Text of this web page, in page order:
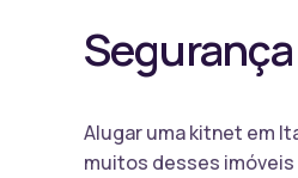
Alugar uma kitnet em
muitos desses